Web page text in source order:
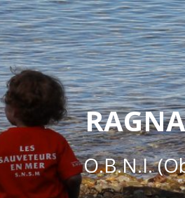
O.B.N.I.